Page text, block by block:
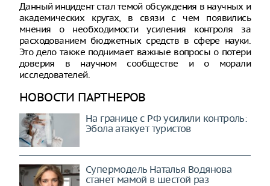
Данный инцидент стал темой обсуждения в научных и
академических кругах, в связи с чем появились
мнения о необходимости усиления контроля за
расходованием бюджетных средств в сфере науки.
Это дело также поднимает важные вопросы о потери
доверия в научном сообществе и о морали
исследователей.
НОВОСТИ ПАРТНЕРОВ
На границе с РФ усилили контроль:
Эбола атакует туристов
Супермодель Наталья Водянова
станет мамой в шестой раз